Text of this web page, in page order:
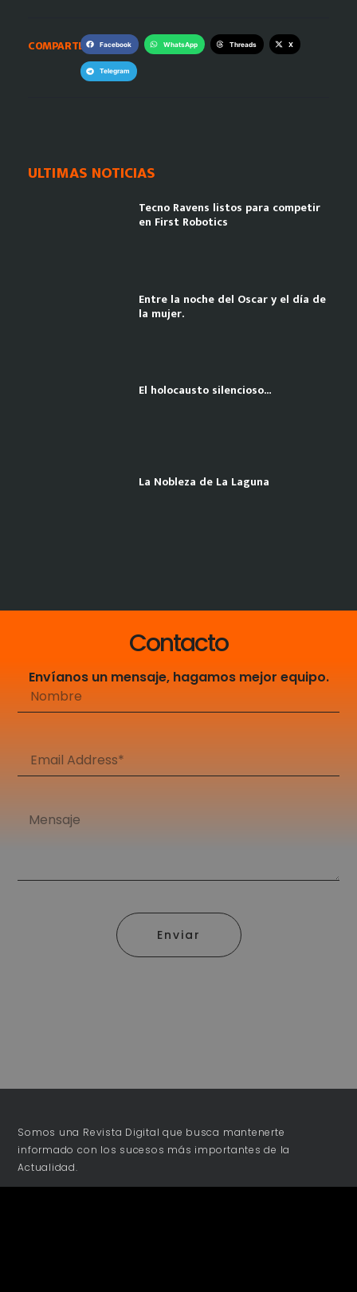
COMPARTE: Facebook WhatsApp Threads X
Telegram
ULTIMAS NOTICIAS
Tecno Ravens listos para competir
en First Robotics
Entre la noche del Oscar y el día de
la mujer.
El holocausto silencioso…
La Nobleza de La Laguna
Contacto
Envíanos un mensaje, hagamos mejor equipo.
Enviar
Somos una Revista Digital que busca mantenerte
informado con los sucesos más importantes de la
Actualidad.